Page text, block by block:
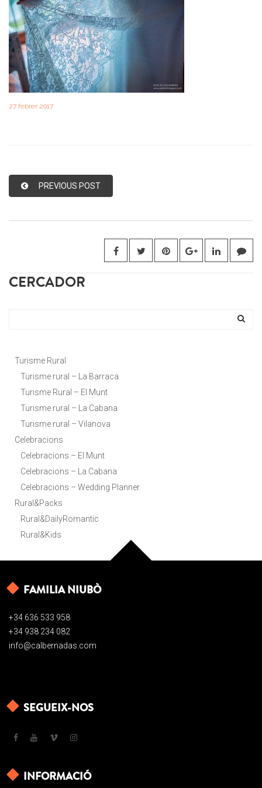
27 febrer 2017
PREVIOUS POST
CERCADOR
Turisme Rural
Turisme rural – La Barraca
Turisme Rural – El Munt
Turisme rural – La Cabana
Turisme rural – Vilanova
Celebracions
Celebracions – El Munt
Celebracions – La Cabana
Celebracions – Wedding Planner
Rural&Packs
Rural&DailyRomantic
Rural&Kids
FAMILIA NIUBÒ
+34 636 533 958
+34 938 234 082
info@calbernadas.com
SEGUEIX-NOS
INFORMACIÓ